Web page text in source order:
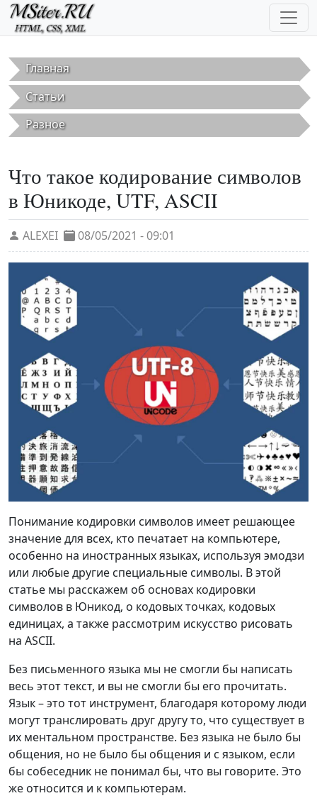
Перейти к основному содержанию
Главная
Статьи
Разное
Что такое кодирование символов
в Юникоде, UTF, ASCII
ALEXEI 08/05/2021 - 09:01
Понимание кодировки символов имеет решающее
значение для всех, кто печатает на компьютере,
особенно на иностранных языках, используя эмодзи
или любые другие специальные символы. В этой
статье мы расскажем об основах кодировки
символов в Юникод, о кодовых точках, кодовых
единицах, а также рассмотрим искусство рисовать
на ASCII.
Без письменного языка мы не смогли бы написать
весь этот текст, и вы не смогли бы его прочитать.
Язык – это тот инструмент, благодаря которому люди
могут транслировать друг другу то, что существует в
их ментальном пространстве. Без языка не было бы
общения, но не было бы общения и с языком, если
бы собеседник не понимал бы, что вы говорите. Это
же относится и к компьютерам.